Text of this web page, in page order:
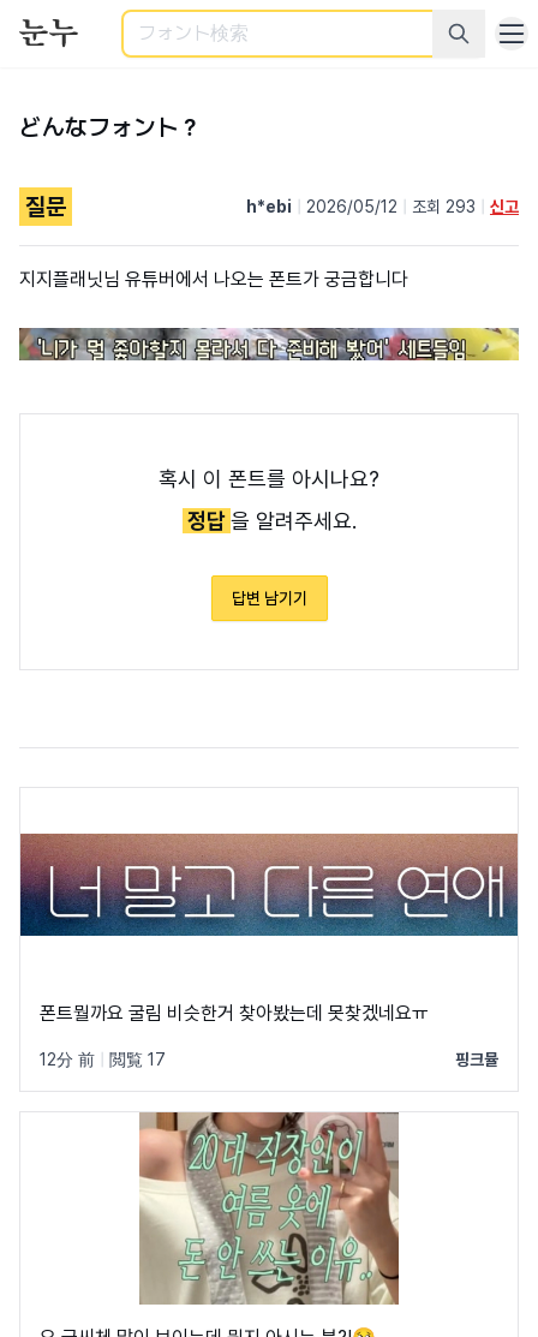
検索
どんなフォント？
질문 h*ebi 2026/05/12 조회 293 신고
지지플래닛님 유튜버에서 나오는 폰트가 궁금합니다
혹시 이 폰트를 아시나요?
정답을 알려주세요.
답변 남기기
폰트뭘까요 굴림 비슷한거 찾아봤는데 못찾겠네요ㅠ
12分 前 閲覧 17 핑크뮬